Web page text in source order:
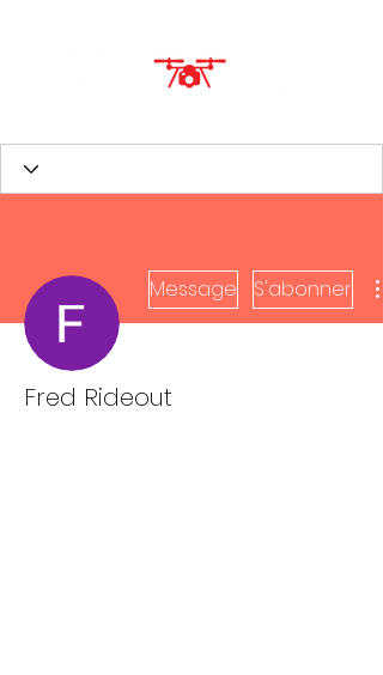
Message S'abonner
Fred Rideout